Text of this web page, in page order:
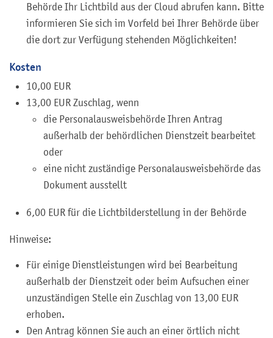
Behörde Ihr Lichtbild aus der Cloud abrufen kann. Bitte
informieren Sie sich im Vorfeld bei Ihrer Behörde über
die dort zur Verfügung stehenden Möglichkeiten!
Kosten
10,00 EUR
13,00 EUR Zuschlag, wenn
die Personalausweisbehörde Ihren Antrag
außerhalb der behördlichen Dienstzeit bearbeitet
oder
eine nicht zuständige Personalausweisbehörde das
Dokument ausstellt
6,00 EUR für die Lichtbilderstellung in der Behörde
Hinweise:
Für einige Dienstleistungen wird bei Bearbeitung
außerhalb der Dienstzeit oder beim Aufsuchen einer
unzuständigen Stelle ein Zuschlag von 13,00 EUR
erhoben.
Den Antrag können Sie auch an einer örtlich nicht